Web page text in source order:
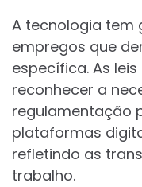
A tecnologia tem
empregos que
específica. As
reconhecer a
regulamentação
plataformas
refletindo as
trabalho.